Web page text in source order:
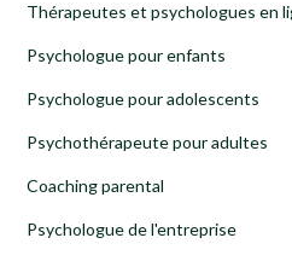
Thérapeutes et psychologues en
Psychologue pour enfants
Psychologue pour adolescents
Psychothérapeute pour adultes
Coaching parental
Psychologue de l'entreprise